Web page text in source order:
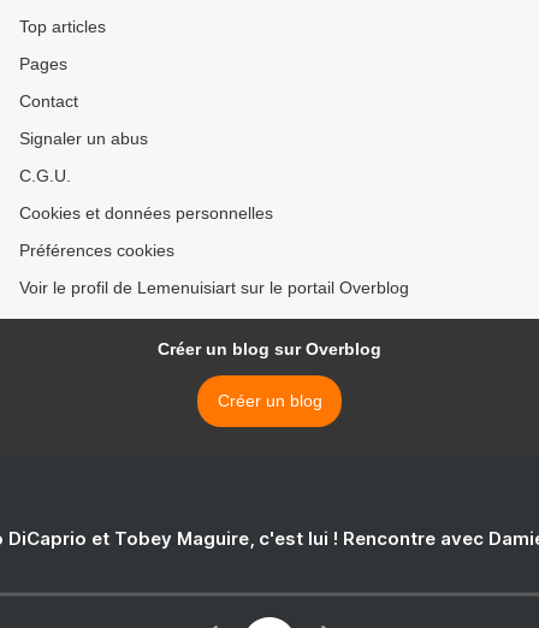
Top articles
Pages
Contact
Signaler un abus
C.G.U.
Cookies et données personnelles
Préférences cookies
Voir le profil de Lemenuisiart sur le portail Overblog
Créer un blog sur Overblog
Créer un blog
DiCaprio et Tobey Maguire, c'est lui ! Rencontre avec